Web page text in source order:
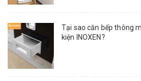
Tại sao căn bếp thông
kiện INOXEN?